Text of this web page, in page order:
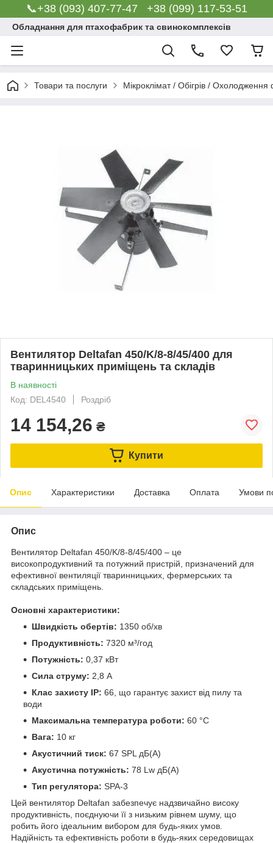
📞+38 (093) 407-77-47 +38 (099) 117-53-51
Обладнання для птахофабрик та свинокомплексів
Товари та послуги Мікроклімат / Обігрів /
Вентилятор Deltafan 450/K/8-8/45/400 для
тваринницьких приміщень та складів
В наявності
Код: DEL4540
Роздріб
14 154,26 ₴
Купити
Опис Характеристики Доставка Оплата Умови
Опис
Вентилятор Deltafan 450/K/8-8/45/400 – це
високопродуктивний та потужний пристрій, призначений для
ефективної вентиляції тваринницьких, фермерських та
складських приміщень.
Основні характеристики:
Швидкість обертів: 1350 об/хв
Продуктивність: 7320 м³/год
Потужність: 0,37 кВт
Сила струму: 2,8 А
Клас захисту IP: 66, що гарантує захист від пилу та
води
Максимальна температура роботи: 60 °C
Вага: 10 кг
Акустичний тиск: 67 SPL дБ(A)
Акустична потужність: 78 Lw дБ(A)
Тип регулятора: SPA-3
Цей вентилятор Deltafan забезпечує надзвичайно високу
продуктивність, поєднуючи її з низьким рівнем шуму, що
робить його ідеальним вибором для будь-яких умов.
Надійність та ефективність роботи в будь-яких середовищах